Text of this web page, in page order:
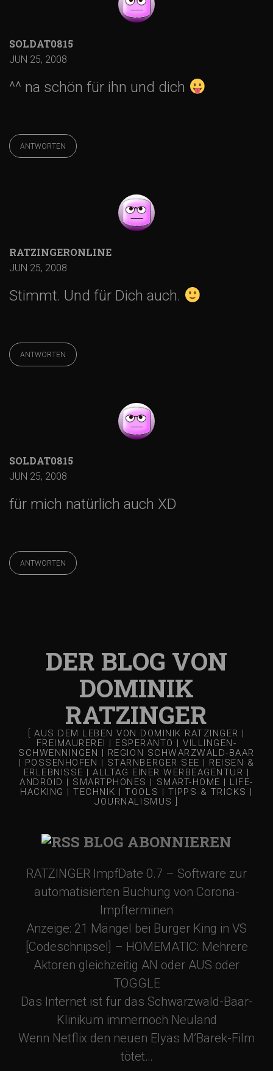
SOLDAT0815
JUN 25, 2008
^^ na schön für ihn und dich
ANTWORTEN
RATZINGERONLINE
JUN 25, 2008
Stimmt. Und für Dich auch.
ANTWORTEN
SOLDAT0815
JUN 25, 2008
für mich natürlich auch XD
ANTWORTEN
DER BLOG VON
DOMINIK
RATZINGER
[ AUS DEM LEBEN VON DOMINIK RATZINGER |
FREIMAUREREI | ESPERANTO | VILLINGEN-
SCHWENNINGEN | REGION SCHWARZWALD-BAAR
| POSSENHOFEN | STARNBERGER SEE | REISEN &
ERLEBNISSE | ALLTAG EINER WERBEAGENTUR |
ANDROID | SMARTPHONES | SMART-HOME | LIFE-
HACKING | TECHNIK | TOOLS | TIPPS & TRICKS |
JOURNALISMUS ]
BLOG ABONNIEREN
RATZINGER ImpfDate 0.7 – Software zur
automatisierten Buchung von Corona-
Impfterminen
Anzeige: 21 Mängel bei Burger King in VS
[Codeschnipsel] – HOMEMATIC: Mehrere
Aktoren gleichzeitig AN oder AUS oder
TOGGLE
Das Internet ist für das Schwarzwald-Baar-
Klinikum immernoch Neuland
Wenn Netflix den neuen Elyas M’Barek-Film
tötet…